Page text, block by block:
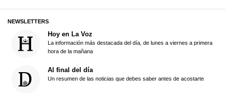
NEWSLETTERS
Hoy en La Voz
La información más destacada del día, de lunes a viernes a primera
hora de la mañana
Al final del día
Un resumen de las noticias que debes saber antes de acostarte